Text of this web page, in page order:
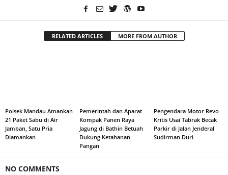
RELATED ARTICLES MORE FROM AUTHOR
Polsek Mandau Amankan
21 Paket Sabu di Air
Jamban, Satu Pria
Diamankan
Pemerintah dan Aparat
Kompak Panen Raya
Jagung di Bathin Betuah
Dukung Ketahanan
Pangan
Pengendara Motor Revo
Kritis Usai Tabrak Becak
Parkir di Jalan Jenderal
Sudirman Duri
NO COMMENTS